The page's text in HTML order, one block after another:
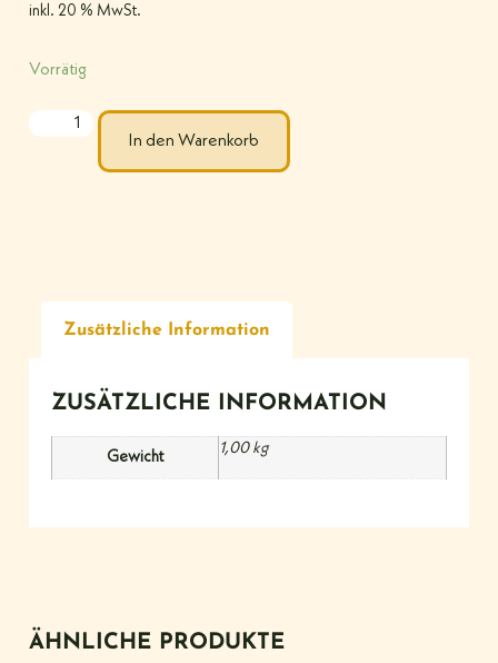
inkl. 20 % MwSt.
Vorrätig
In den Warenkorb
Zusätzliche Information
ZUSÄTZLICHE INFORMATION
Gewicht
1,00 kg
ÄHNLICHE PRODUKTE